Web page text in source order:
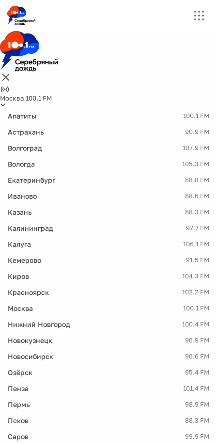
Москва 100.1 FM
Апатиты 100.1 FM
Астрахань 90.9 FM
Волгоград 107.9 FM
Вологда 105.3 FM
Екатеринбург 88.8 FM
Иваново 88.6 FM
Казань 88.3 FM
Калининград 97.7 FM
Калуга 106.1 FM
Кемерово 91.5 FM
Киров 104.3 FM
Красноярск 102.2 FM
Москва 100.1 FM
Нижний Новгород 100.4 FM
Новокузнецк 96.9 FM
Новосибирск 96.6 FM
Озёрск 95.4 FM
Пенза 101.4 FM
Пермь 98.9 FM
Псков 88.3 FM
Саров 99.9 FM